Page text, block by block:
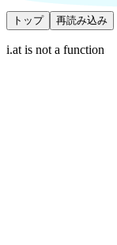
トップ 再読み込み
i.at is not a function